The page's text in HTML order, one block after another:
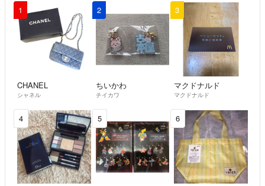
1
CHANEL
シャネル
2
ちいかわ
チイカワ
3
マクドナルド
マクドナルド
4 5 6